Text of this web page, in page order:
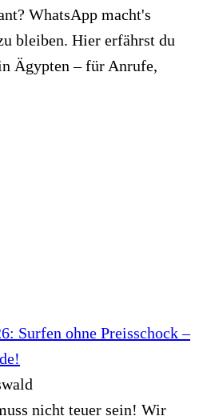
WhatsApp macht's
bleiben. Hier erfährst du
Ägypten – für Anrufe,
Surfen ohne Preisschock –
nicht teuer sein! Wir